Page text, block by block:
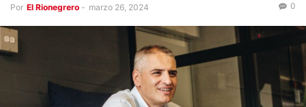
Por El Rionegrero - marzo 26, 2024 0